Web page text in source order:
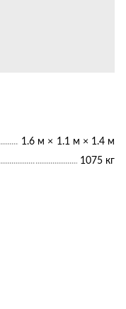
1.6 м × 1.1 м × 1.4 м
1075 кг